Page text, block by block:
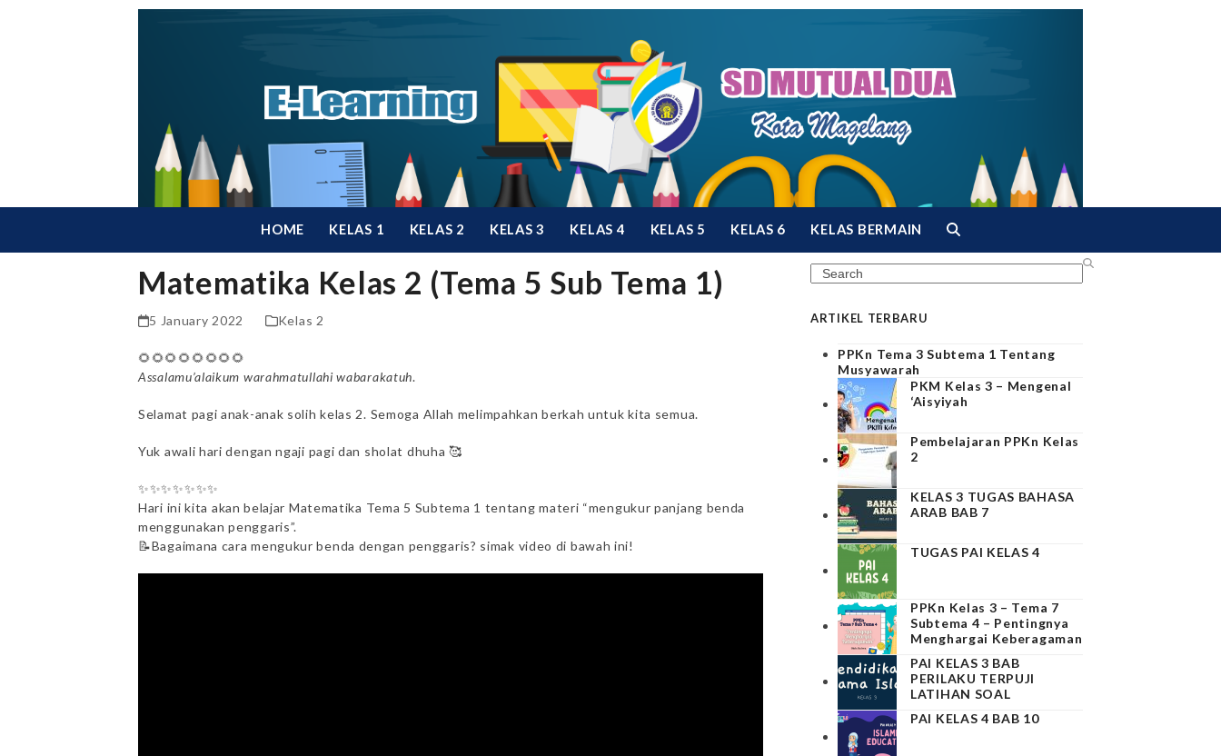
HOME KELAS 1 KELAS 2 KELAS 3 KELAS 4 KELAS 5 KELAS 6 KELAS BERMAIN
Matematika Kelas 2 (Tema 5 Sub Tema 1)
5 January 2022 Kelas 2
🌻🌻🌻🌻🌻🌻🌻🌻
Assalamu’alaikum warahmatullahi wabarakatuh.
Selamat pagi anak-anak solih kelas 2. Semoga Allah melimpahkan berkah untuk kita semua.
Yuk awali hari dengan ngaji pagi dan sholat dhuha 🥰
✨✨✨✨✨✨✨
Hari ini kita akan belajar Matematika Tema 5 Subtema 1 tentang materi “mengukur panjang benda
menggunakan penggaris”.
📝Bagaimana cara mengukur benda dengan penggaris? simak video di bawah ini!
Search
ARTIKEL TERBARU
PPKn Tema 3 Subtema 1 Tentang
Musyawarah
PKM Kelas 3 – Mengenal
‘Aisyiyah
Pembelajaran PPKn Kelas
2
KELAS 3 TUGAS BAHASA
ARAB BAB 7
TUGAS PAI KELAS 4
PPKn Kelas 3 – Tema 7
Subtema 4 – Pentingnya
Menghargai Keberagaman
PAI KELAS 3 BAB
PERILAKU TERPUJI
LATIHAN SOAL
PAI KELAS 4 BAB 10